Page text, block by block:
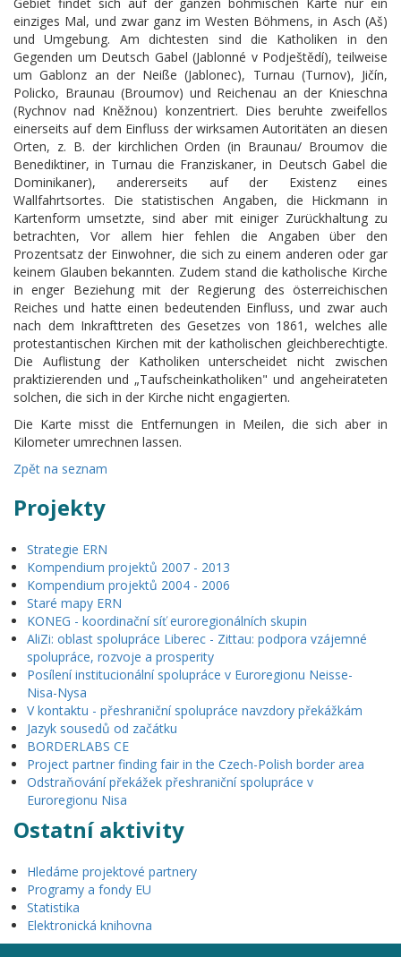
einziges Mal, und zwar ganz im Westen Böhmens, in Asch (Aš)
und Umgebung. Am dichtesten sind die Katholiken in den
Gegenden um Deutsch Gabel (Jablonné v Podještědí), teilweise
um Gablonz an der Neiße (Jablonec), Turnau (Turnov), Jičín,
Policko, Braunau (Broumov) und Reichenau an der Knieschna
(Rychnov nad Kněžnou) konzentriert. Dies beruhte zweifellos
einerseits auf dem Einfluss der wirksamen Autoritäten an diesen
Orten, z. B. der kirchlichen Orden (in Braunau/ Broumov die
Benediktiner, in Turnau die Franziskaner, in Deutsch Gabel die
Dominikaner), andererseits auf der Existenz eines
Wallfahrtsortes. Die statistischen Angaben, die Hickmann in
Kartenform umsetzte, sind aber mit einiger Zurückhaltung zu
betrachten, Vor allem hier fehlen die Angaben über den
Prozentsatz der Einwohner, die sich zu einem anderen oder gar
keinem Glauben bekannten. Zudem stand die katholische Kirche
in enger Beziehung mit der Regierung des österreichischen
Reiches und hatte einen bedeutenden Einfluss, und zwar auch
nach dem Inkrafttreten des Gesetzes von 1861, welches alle
protestantischen Kirchen mit der katholischen gleichberechtigte.
Die Auflistung der Katholiken unterscheidet nicht zwischen
praktizierenden und „Taufscheinkatholiken" und angeheirateten
solchen, die sich in der Kirche nicht engagierten.
Die Karte misst die Entfernungen in Meilen, die sich aber in
Kilometer umrechnen lassen.
Zpět na seznam
Projekty
Strategie ERN
Kompendium projektů 2007 - 2013
Kompendium projektů 2004 - 2006
Staré mapy ERN
KONEG - koordinační síť euroregionálních skupin
AliZi: oblast spolupráce Liberec - Zittau: podpora vzájemné
spolupráce, rozvoje a prosperity
Posílení institucionální spolupráce v Euroregionu Neisse-
Nisa-Nysa
V kontaktu - přeshraniční spolupráce navzdory překážkám
Jazyk sousedů od začátku
BORDERLABS CE
Project partner finding fair in the Czech-Polish border area
Odstraňování překážek přeshraniční spolupráce v
Euroregionu Nisa
Ostatní aktivity
Hledáme projektové partnery
Programy a fondy EU
Statistika
Elektronická knihovna